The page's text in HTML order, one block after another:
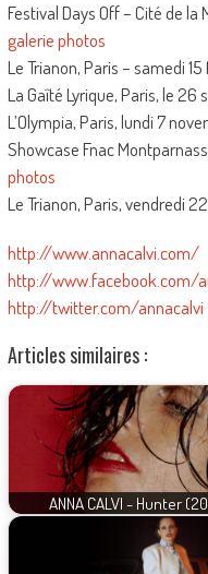
Festival Days Off – Cité de la
galerie photos
Le Trianon, Paris – samedi
La Gaîté Lyrique, Paris, le 26
L’Olympia, Paris, lundi 7
Showcase Fnac
photos
Le Trianon, Paris, vendredi 22
http://www.annacalvi.com/
http://www.facebook.com/
http://twitter.com/annacalvi
Articles similaires :
ANNA CALVI - Hunter